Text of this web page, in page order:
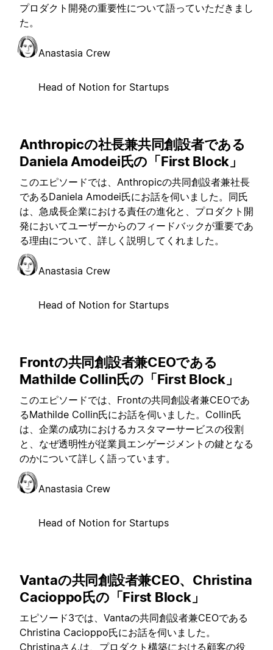
プロダクト開発の重要性について語っていただきまし
た。
Anastasia Crew
Head of Notion for Startups
Anthropicの社長兼共同創設者である
Daniela Amodei氏の「First Block」
このエピソードでは、Anthropicの共同創設者兼社長
であるDaniela Amodei氏にお話を伺いました。同氏
は、急成長企業における責任の進化と、プロダクト開
発においてユーザーからのフィードバックが重要であ
る理由について、詳しく説明してくれました。
Anastasia Crew
Head of Notion for Startups
Frontの共同創設者兼CEOである
Mathilde Collin氏の「First Block」
このエピソードでは、Frontの共同創設者兼CEOであ
るMathilde Collin氏にお話を伺いました。Collin氏
は、企業の成功におけるカスタマーサービスの役割
と、なぜ透明性が従業員エンゲージメントの鍵となる
のかについて詳しく語っています。
Anastasia Crew
Head of Notion for Startups
Vantaの共同創設者兼CEO、Christina
Cacioppo氏の「First Block」
エピソード3では、Vantaの共同創設者兼CEOである
Christina Cacioppo氏にお話を伺いました。
Christinaさんは、プロダクト構築における顧客の役